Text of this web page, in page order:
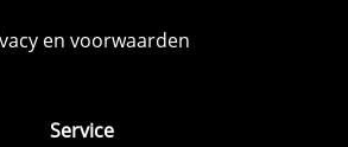
en voorwaarden
Service